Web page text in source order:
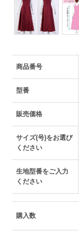
商品番号
型番
販売価格
サイズ(号)をお選び
ください
生地型番をご入力
ください
購入数